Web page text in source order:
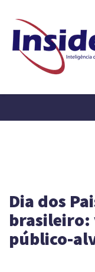
Dia dos
brasileiro:
público-